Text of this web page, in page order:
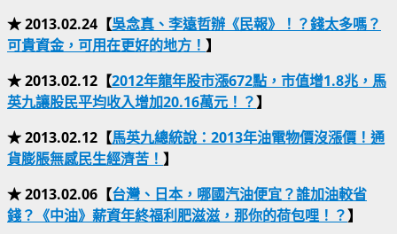
★ 2013.02.24【吳念真、李遠哲辦《民報》！？錢太多嗎？
可貴資金，可用在更好的地方！ 】
★ 2013.02.12【2012年龍年股市漲672點，市值增1.8兆，馬
英九讓股民平均收入增加20.16萬元！？】
★ 2013.02.12【馬英九總統說：2013年油電物價沒漲價！通
貨膨脹無感民生經濟苦！ 】
★ 2013.02.06【台灣、日本，哪國汽油便宜？誰加油較省
錢？《中油》薪資年終福利肥滋滋，那你的荷包哩！？】